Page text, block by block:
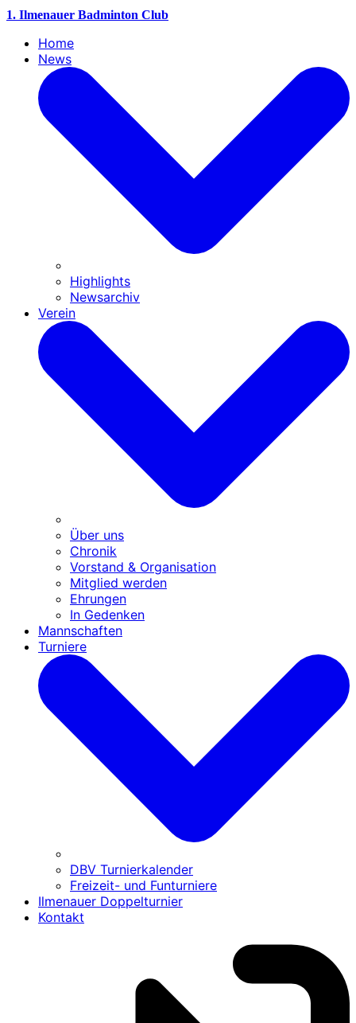
1. Ilmenauer Badminton Club
Home
News
Highlights
Newsarchiv
Verein
Über uns
Chronik
Vorstand & Organisation
Mitglied werden
Ehrungen
In Gedenken
Mannschaften
Turniere
DBV Turnierkalender
Freizeit- und Funturniere
Ilmenauer Doppelturnier
Kontakt